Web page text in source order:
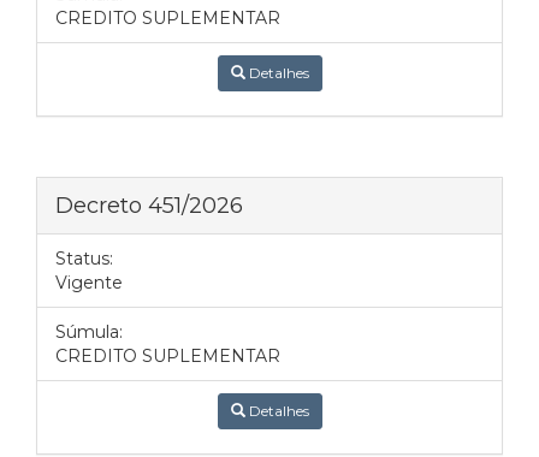
CREDITO SUPLEMENTAR
Detalhes
Decreto 451/2026
Status:
Vigente
Súmula:
CREDITO SUPLEMENTAR
Detalhes